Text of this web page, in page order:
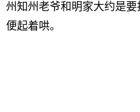
州知州老爷和明家大约是
便起着哄。